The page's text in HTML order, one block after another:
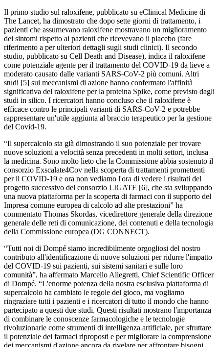
Il primo studio sul raloxifene, pubblicato su eClinical Medicine di
The Lancet, ha dimostrato che dopo sette giorni di trattamento, i
pazienti che assumevano raloxifene mostravano un miglioramento
dei sintomi rispetto ai pazienti che ricevevano il placebo (fare
riferimento a per ulteriori dettagli sugli studi clinici). Il secondo
studio, pubblicato su Cell Death and Disease), indica il raloxifene
come potenziale agente per il trattamento del COVID-19 da lieve a
moderato causato dalle varianti SARS-CoV-2 più comuni. Altri
studi [5] sui meccanismi di azione hanno confermato l'affinità
significativa del raloxifene per la proteina Spike, come previsto dagli
studi in silico. I ricercatori hanno concluso che il raloxifene è
efficace contro le principali varianti di SARS-CoV-2 e potrebbe
rappresentare un'utile aggiunta al braccio terapeutico per la gestione
del Covid-19.
“Il supercalcolo sta già dimostrando il suo potenziale per trovare
nuove soluzioni a velocità senza precedenti in molti settori, inclusa
la medicina. Sono molto lieto che la Commissione abbia sostenuto il
consorzio Exscalate4Cov nella scoperta di trattamenti promettenti
per il COVID-19 e ora non vediamo l'ora di vedere i risultati del
progetto successivo del consorzio LIGATE [6], che sta sviluppando
una nuova piattaforma per la scoperta di farmaci con il supporto del
Impresa comune europea di calcolo ad alte prestazioni” ha
commentato Thomas Skordas, vicedirettore generale della direzione
generale delle reti di comunicazione, dei contenuti e della tecnologia
della Commissione europea (DG CONNECT).
“Tutti noi di Dompé siamo incredibilmente orgogliosi del nostro
contributo all'identificazione di nuove soluzioni per ridurre l'impatto
del COVID-19 sui pazienti, sui sistemi sanitari e sulle loro
comunità”, ha affermato Marcello Allegretti, Chief Scientific Officer
di Dompé. “L'enorme potenza della nostra esclusiva piattaforma di
supercalcolo ha cambiato le regole del gioco, ma vogliamo
ringraziare tutti i pazienti e i ricercatori di tutto il mondo che hanno
partecipato a questi due studi. Questi risultati mostrano l'importanza
di combinare le conoscenze farmacologiche e le tecnologie
rivoluzionarie come strumenti di intelligenza artificiale, per sfruttare
il potenziale dei farmaci riproposti e per migliorare la comprensione
dei meccanismi d'azione ancora da rivelare per affrontare bisogni